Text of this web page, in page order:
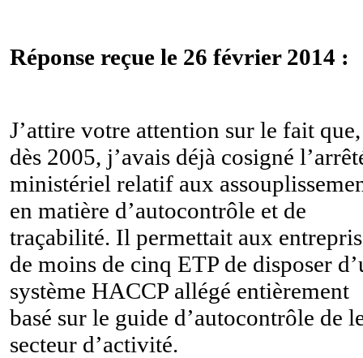
Réponse reçue le 26 février 2014 :
J’attire votre attention sur le fait que,
dès 2005, j’avais déjà cosigné
ministériel relatif aux
en matière d’autocontrôle et de
traçabilité. Il permettait aux
de moins de cinq ETP de disposer
système HACCP allégé entièrement
basé sur le guide d’autocontrôle de
secteur d’activité.